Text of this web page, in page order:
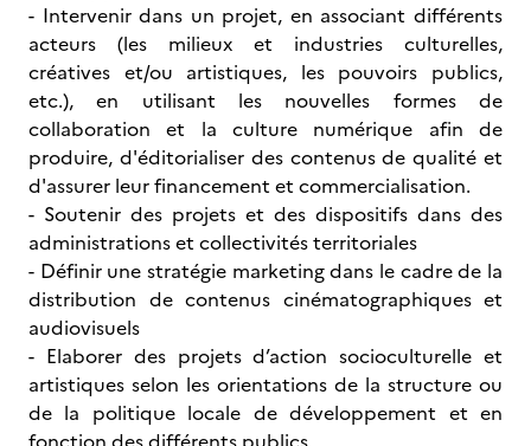
- Intervenir dans un projet, en associant différents
acteurs (les milieux et industries culturelles,
créatives et/ou artistiques, les pouvoirs publics,
etc.), en utilisant les nouvelles formes de
collaboration et la culture numérique afin de
produire, d'éditorialiser des contenus de qualité et
d'assurer leur financement et commercialisation.
- Soutenir des projets et des dispositifs dans des
administrations et collectivités territoriales
- Définir une stratégie marketing dans le cadre de la
distribution de contenus cinématographiques et
audiovisuels
- Elaborer des projets d’action socioculturelle et
artistiques selon les orientations de la structure ou
de la politique locale de développement et en